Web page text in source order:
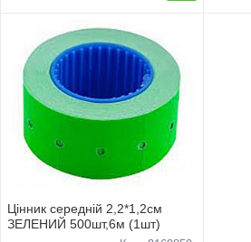
Цінник середнiй 2,2*1,2см
ЗЕЛЕНИЙ 500шт,6м (1шт)